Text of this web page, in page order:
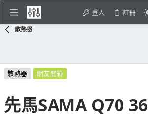
登入 註冊
散熱器
散熱器 網友開箱
先馬SAMA Q70